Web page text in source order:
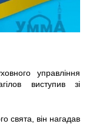
управління
виступив зі
свята, він нагадав